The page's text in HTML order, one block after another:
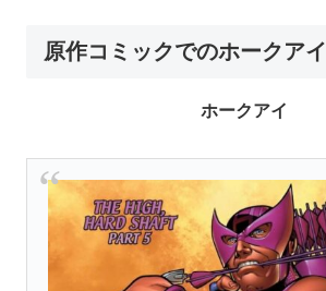
原作コミックでのホークアイ
ホークアイ